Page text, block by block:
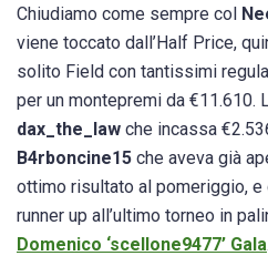
Chiudiamo come sempre col
viene toccato dall’Half Price,
solito Field con tantissimi
per un montepremi da €11.610.
dax_the_law che incassa
B4rboncine15 che aveva già
ottimo risultato al pomeriggio, e
runner up all’ultimo torneo in
Domenico ‘scellone9477’ Gala